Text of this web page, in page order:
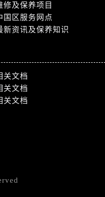
修及保养项目
国区服务网点
新资讯及保养知识
关文档
关文档
关文档